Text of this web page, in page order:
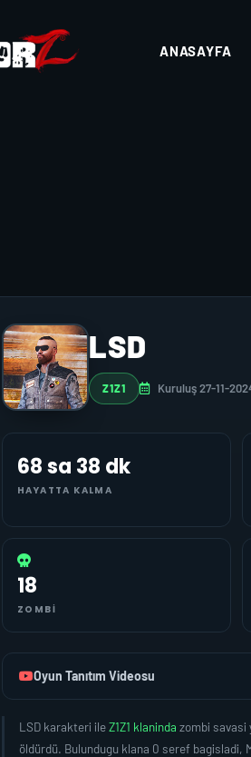
ANASAYFA
LSD
Z1Z1 Kuruluş 27-11-
68 sa 38 dk
HAYATTA KALMA
18
ZOMBI
Oyun Tanıtım Videosu
LSD karakteri ileZ1Z1 klaninda zombi savasi
öldürdü. Bulundugu klana 0 seref bagisladi,